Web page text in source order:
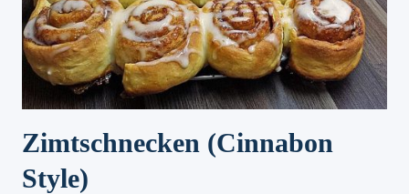
Zimtschnecken (Cinnabon
Style)